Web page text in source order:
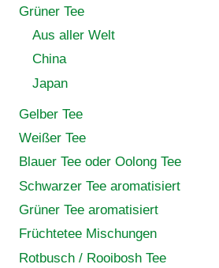
Grüner Tee
Aus aller Welt
China
Japan
Gelber Tee
Weißer Tee
Blauer Tee oder Oolong Tee
Schwarzer Tee aromatisiert
Grüner Tee aromatisiert
Früchtetee Mischungen
Rotbusch / Rooibosh Tee